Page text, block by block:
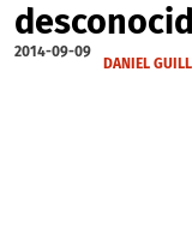
2014-09-09
DANIEL